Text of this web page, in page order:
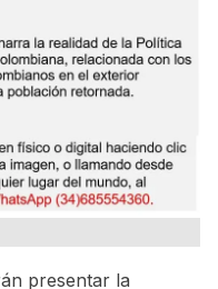
presentar la